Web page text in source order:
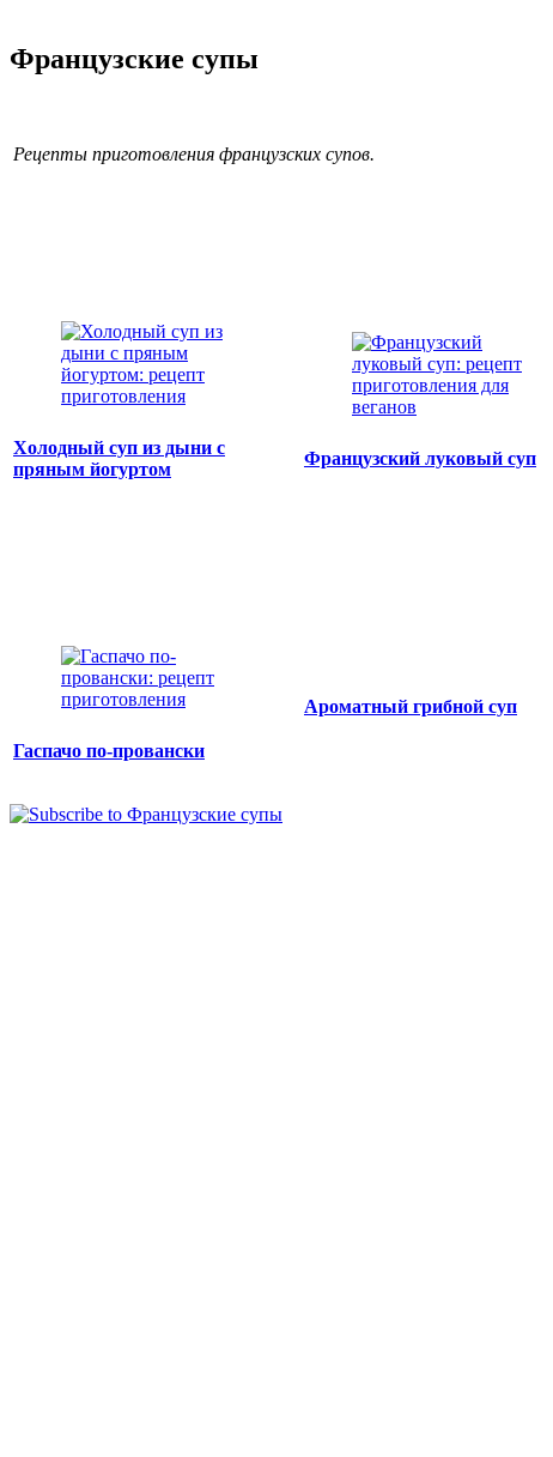
Французские супы
Рецепты приготовления французских супов.
Холодный суп из дыни с
пряным йогуртом
Французский луковый суп
Гаспачо по-провански
Ароматный грибной суп